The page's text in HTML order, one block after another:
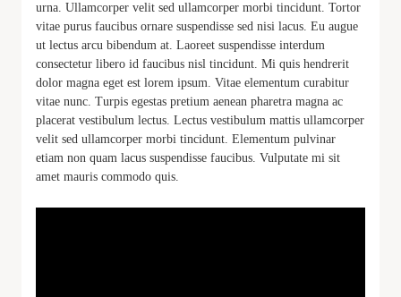
urna. Ullamcorper velit sed ullamcorper morbi tincidunt. Tortor
vitae purus faucibus ornare suspendisse sed nisi lacus. Eu augue
ut lectus arcu bibendum at. Laoreet suspendisse interdum
consectetur libero id faucibus nisl tincidunt. Mi quis hendrerit
dolor magna eget est lorem ipsum. Vitae elementum curabitur
vitae nunc. Turpis egestas pretium aenean pharetra magna ac
placerat vestibulum lectus. Lectus vestibulum mattis ullamcorper
velit sed ullamcorper morbi tincidunt. Elementum pulvinar
etiam non quam lacus suspendisse faucibus. Vulputate mi sit
amet mauris commodo quis.